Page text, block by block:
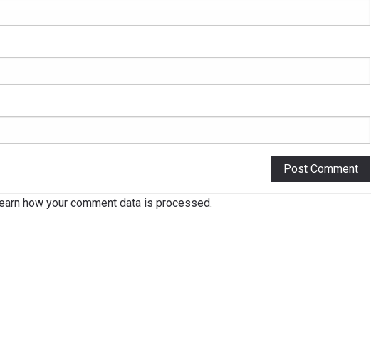
how your comment data is processed.